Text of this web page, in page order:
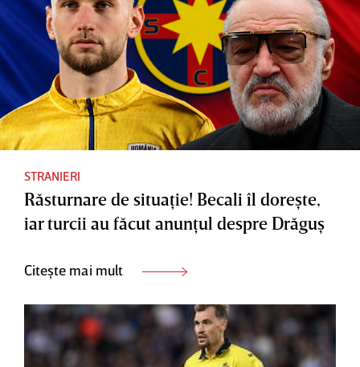
STRANIERI
Răsturnare de situaţie! Becali îl doreşte,
iar turcii au făcut anunţul despre Drăguş
Citește mai mult